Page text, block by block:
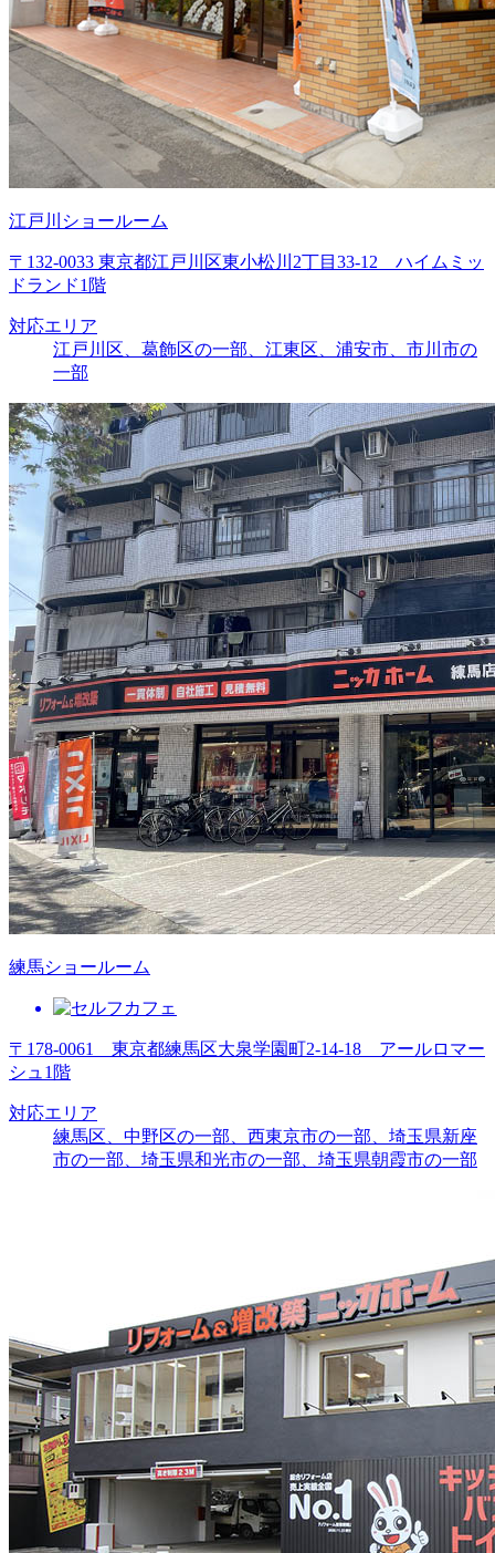
江戸川ショールーム
〒132-0033 東京都江戸川区東小松川2丁目33-12 ハイムミッ
ドランド1階
対応エリア
江戸川区、葛飾区の一部、江東区、浦安市、市川市の
一部
練馬ショールーム
〒178-0061 東京都練馬区大泉学園町2-14-18 アールロマー
シュ1階
対応エリア
練馬区、中野区の一部、西東京市の一部、埼玉県新座
市の一部、埼玉県和光市の一部、埼玉県朝霞市の一部